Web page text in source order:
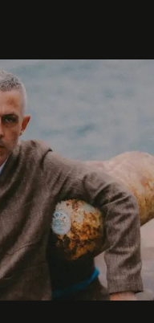
abril del próximo